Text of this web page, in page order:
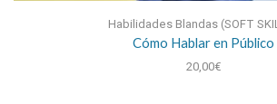
Habilidades Blandas (SOFT
Cómo Hablar en Público
20,00€